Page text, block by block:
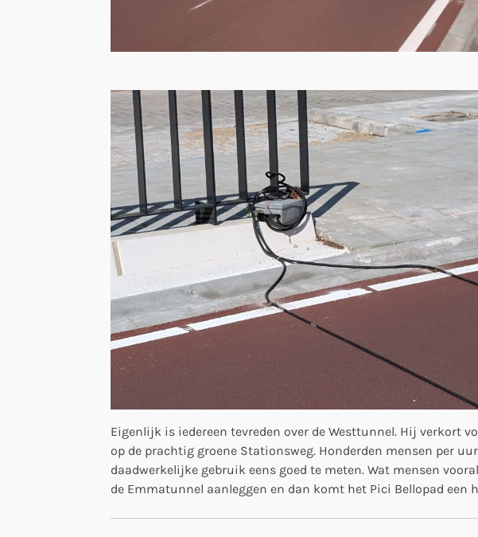
Eigenlijk is iedereen tevreden over de Westtunnel. Hij verkort
op de prachtig groene Stationsweg. Honderden mensen per
daadwerkelijke gebruik eens goed te meten. Wat mensen
de Emmatunnel aanleggen en dan komt het Pici Bellopad een